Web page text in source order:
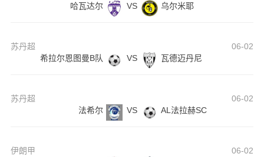
哈瓦达尔
VS 乌尔米耶
苏丹超
06-02
希拉尔恩图曼B队
VS 瓦德迈丹尼
苏丹超
06-02
法希尔
VS AL法拉赫SC
伊朗甲 06-02